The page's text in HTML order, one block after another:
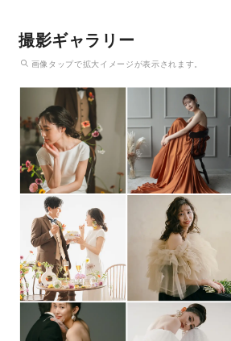
撮影ギャラリー
画像 タップで拡大イメージが表示されます。